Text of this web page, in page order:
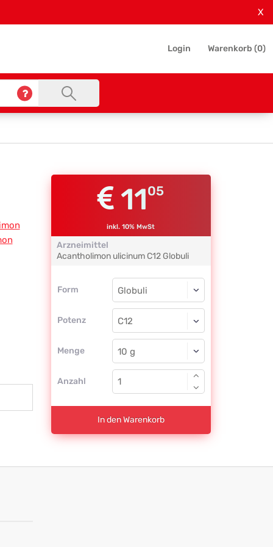
X
Login Warenkorb (0)
1105
inkl. 10% MwSt
Arzneimittel
Acantholimon ulicinum C12 Globuli
Form
Form
Potenz
Globuli
C12
Menge
Globuli
Anzahl
In den Warenkorb